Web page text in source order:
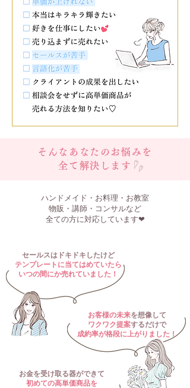
そんなあなたのお悩みを
全て解決します
ハンドメイド・お料理・お教室
物販・講師・コンサルなど
全ての方に対応しています❤︎
セールスはドキドキしたけど
テンプレートに当てはめていたら
いつの間にか売れていました ​！
お客様の未来を想像して
ワクワク提案するだけで
成約率が格段に上がりました！
お金を受け取る器ができて
初めての高単価商品を